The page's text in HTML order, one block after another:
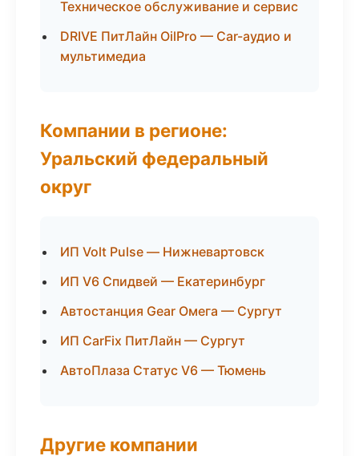
Техническое обслуживание и сервис
DRIVE ПитЛайн OilPro — Car-аудио и
мультимедиа
Компании в регионе:
Уральский федеральный
округ
ИП Volt Pulse — Нижневартовск
ИП V6 Спидвей — Екатеринбург
Автостанция Gear Омега — Сургут
ИП CarFix ПитЛайн — Сургут
АвтоПлаза Статус V6 — Тюмень
Другие компании